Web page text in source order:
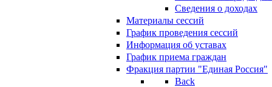
Сведения о доходах
Материалы сессий
График проведения сессий
Информация об уставах
График приема граждан
Фракция партии "Единая Россия"
Back